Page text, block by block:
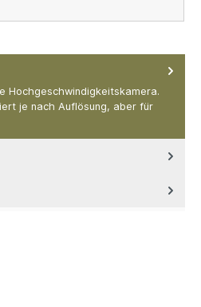
Hochgeschwindigkeitskamera.
je nach Auflösung, aber für